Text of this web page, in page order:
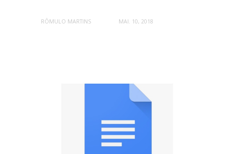
RÔMULO MARTINS MAI. 10, 2018